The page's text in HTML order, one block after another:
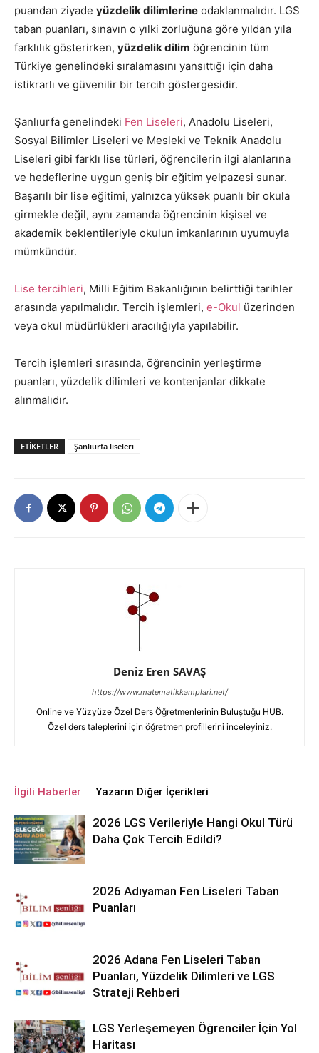
puandan ziyade yüzdelik dilimlerine odaklanmalıdır. LGS
taban puanları, sınavın o yılki zorluğuna göre yıldan yıla
farklılık gösterirken, yüzdelik dilim öğrencinin tüm
Türkiye genelindeki sıralamasını yansıttığı için daha
istikrarlı ve güvenilir bir tercih göstergesidir.
Şanlıurfa genelindeki Fen Liseleri, Anadolu Liseleri,
Sosyal Bilimler Liseleri ve Mesleki ve Teknik Anadolu
Liseleri gibi farklı lise türleri, öğrencilerin ilgi alanlarına
ve hedeflerine uygun geniş bir eğitim yelpazesi sunar.
Başarılı bir lise eğitimi, yalnızca yüksek puanlı bir okula
girmekle değil, aynı zamanda öğrencinin kişisel ve
akademik beklentileriyle okulun imkanlarının uyumuyla
mümkündür.
Lise tercihleri, Milli Eğitim Bakanlığının belirttiği tarihler
arasında yapılmalıdır. Tercih işlemleri, e-Okul üzerinden
veya okul müdürlükleri aracılığıyla yapılabilir.
Tercih işlemleri sırasında, öğrencinin yerleştirme
puanları, yüzdelik dilimleri ve kontenjanlar dikkate
alınmalıdır.
ETIKETLER Şanlıurfa liseleri
Deniz Eren SAVAŞ
https://www.matematikkamplari.net/
Online ve Yüzyüze Özel Ders Öğretmenlerinin Buluştuğu HUB.
Özel ders taleplerini için öğretmen profillerini inceleyiniz.
İlgili Haberler Yazarın Diğer İçerikleri
2026 LGS Verileriyle Hangi Okul Türü
Daha Çok Tercih Edildi?
2026 Adıyaman Fen Liseleri Taban
Puanları
2026 Adana Fen Liseleri Taban
Puanları, Yüzdelik Dilimleri ve LGS
Strateji Rehberi
LGS Yerleşemeyen Öğrenciler İçin Yol
Haritası